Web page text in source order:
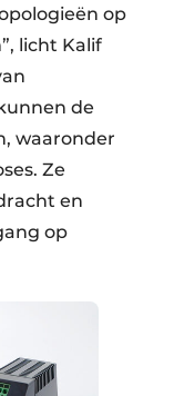
op
licht Kalif
de
waaronder
Ze
en
op